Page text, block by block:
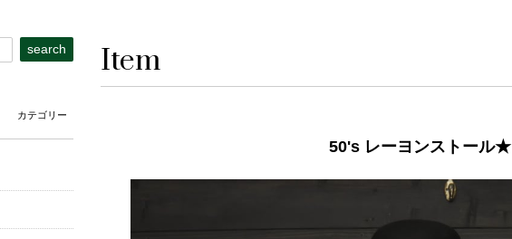
Item
50's レーヨンストール★
search
カテゴリー